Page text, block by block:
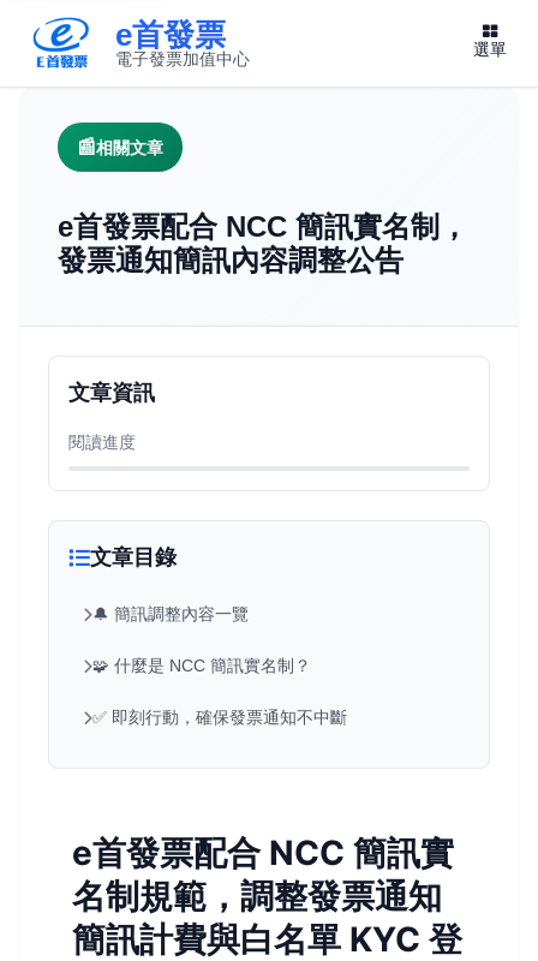
e首發票
電子發票加值中心 選單
相關文章
e首發票配合 NCC 簡訊實名制，
發票通知簡訊內容調整公告
文章目錄
🔔 簡訊調整內容一覽
🧩 什麼是 NCC 簡訊實名制？
✅ 即刻行動，確保發票通知不中斷
e首發票配合 NCC 簡訊實
名制規範，調整發票通知
簡訊計費與白名單 KYC 登
文章資訊
閱讀進度